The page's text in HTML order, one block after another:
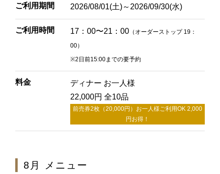
ご利用期間 2026/08/01(土)～2026/09/30(水)
ご利用時間 17：00〜21：00 （オーダーストップ 19：
00）
※2日前15:00までの要予約
料金
ディナー お一人様
22,000円 全10品
前売券2枚（20,000円）お一人様ご利用OK 2,000
円お得！
8月 メニュー
お席のご予約